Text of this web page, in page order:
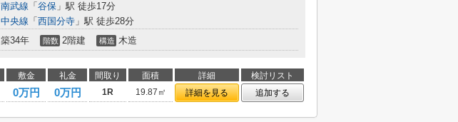
南武線 「 谷保 」駅 徒歩17分
中央線 「 西国分寺 」駅 徒歩28分
築34年 階数 2階建 構造 木造
敷金 礼金 間取り 面積 詳細
検討リスト
0万円 0万円 1R 19.87㎡ 詳細を見る 追加する